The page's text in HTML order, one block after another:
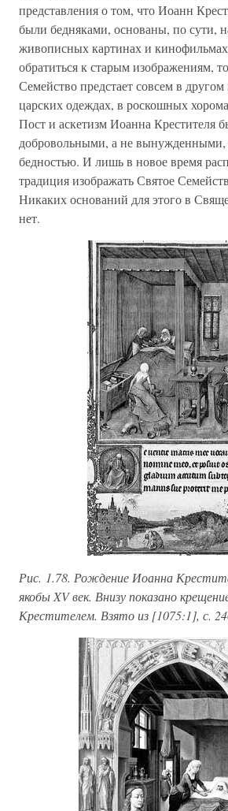
представления о том, что Иоанн
были бедняками, основаны, по сути,
живописных картинах и
обратиться к старым изображениям,
Семейство предстает совсем в
царских одеждах, в роскошных
Пост и аскетизм Иоанна Крестителя
добровольными, а не вынужденными,
бедностью. И лишь в новое время
традиция изображать Святое
Никаких оснований для этого в
нет.
Рис. 1.78. Рождение Иоанна
якобы XV век. Внизу показано
Крестителем. Взято из [1075:1], с.